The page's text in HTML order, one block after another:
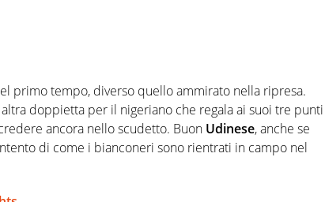
primo tempo, diverso quello ammirato nella ripresa.
doppietta per il nigeriano che regala ai suoi tre punti
ancora nello scudetto. Buon Udinese, anche se
di come i bianconeri sono rientrati in campo nel